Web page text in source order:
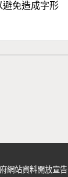
避免造成字形
網站資料開放宣告